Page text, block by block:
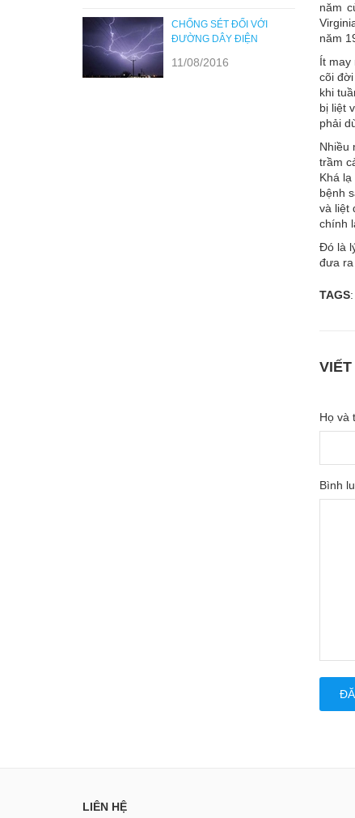
năm
năm
Ít may
cõi
khi
bị liệt
phải
Nhiều
trầm
Khá
bệnh
và liệt
chính
Đó là
đưa ra
TAGS:
Họ và
Bình
CHỐNG SÉT ĐỐI VỚI
ĐƯỜNG DÂY ĐIỆN
11/08/2016
LIÊN HỆ